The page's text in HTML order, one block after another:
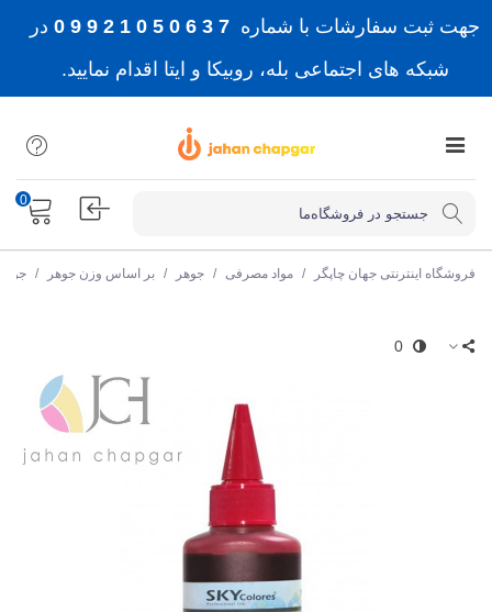
جهت ثبت سفارشات با شماره 7 3 6 0 5 0 1 2 9 9 0
در
شبکه های اجتماعی بله، روبیکا و ایتا اقدام نمایید.
0
فروشگاه اینترنتی جهان چاپگر / مواد مصرفی / جوهر / بر اساس وزن جوهر / جوهر 100 میلی
0